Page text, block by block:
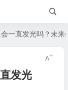
一直发光吗？未来
发光